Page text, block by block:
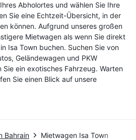
Abholortes und wählen Sie Ihre
Sie eine Echtzeit-Übersicht, in der
können. Aufgrund unseres großen
Mietwagen als wenn Sie direkt
Isa Town buchen. Suchen Sie von
Geländewagen und PKW
ein exotisches Fahrzeug. Warten
Sie einen Blick auf unsere
Bahrain Mietwagen Isa Town